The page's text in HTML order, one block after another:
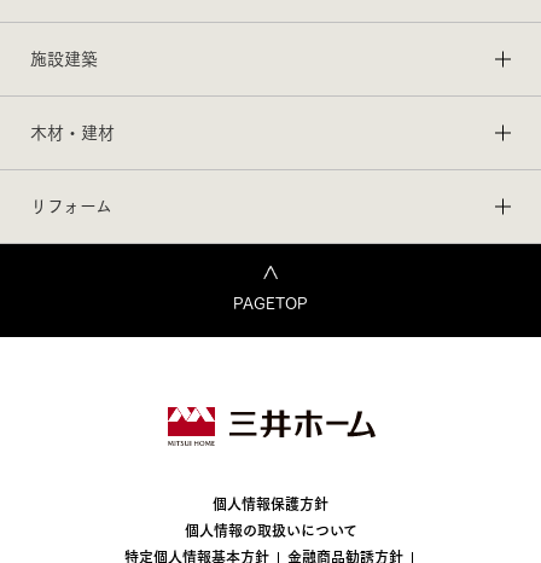
施設建築
木材・建材
リフォーム
PAGETOP
個人情報保護方針
個人情報の取扱いについて
特定個人情報基本方針
金融商品勧誘方針